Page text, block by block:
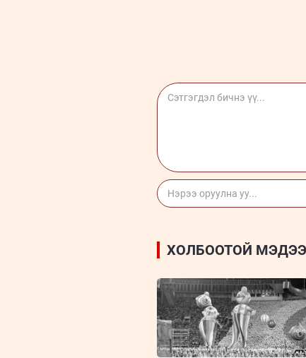
ХОЛБООТОЙ МЭДЭЭ